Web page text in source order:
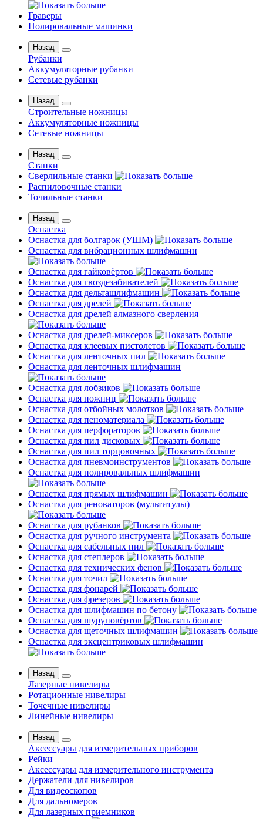
Граверы
Полировальные машинки
Назад
Рубанки
Аккумуляторные рубанки
Сетевые рубанки
Назад
Строительные ножницы
Аккумуляторные ножницы
Сетевые ножницы
Назад
Станки
Сверлильные станки
Распиловочные станки
Точильные станки
Назад
Оснастка
Оснастка для болгарок (УШМ)
Оснастка для вибрационных шлифмашин
Оснастка для гайковёртов
Оснастка для гвоздезабивателей
Оснастка для дельташлифмашин
Оснастка для дрелей
Оснастка для дрелей алмазного сверления
Оснастка для дрелей-миксеров
Оснастка для клеевых пистолетов
Оснастка для ленточных пил
Оснастка для ленточных шлифмашин
Оснастка для лобзиков
Оснастка для ножниц
Оснастка для отбойных молотков
Оснастка для пеноматериала
Оснастка для перфораторов
Оснастка для пил дисковых
Оснастка для пил торцовочных
Оснастка для пневмоинструментов
Оснастка для полировальных шлифмашин
Оснастка для прямых шлифмашин
Оснастка для реноваторов (мультитулы)
Оснастка для рубанков
Оснастка для ручного инструмента
Оснастка для сабельных пил
Оснастка для степлеров
Оснастка для технических фенов
Оснастка для точил
Оснастка для фонарей
Оснастка для фрезеров
Оснастка для шлифмашин по бетону
Оснастка для шуруповёртов
Оснастка для щеточных шлифмашин
Оснастка для эксцентриковых шлифмашин
Назад
Лазерные нивелиры
Ротационные нивелиры
Точечные нивелиры
Линейные нивелиры
Назад
Аксессуары для измерительных приборов
Рейки
Аксессуары для измерительного инструмента
Держатели для нивелиров
Для видеоскопов
Для дальномеров
Для лазерных приемников